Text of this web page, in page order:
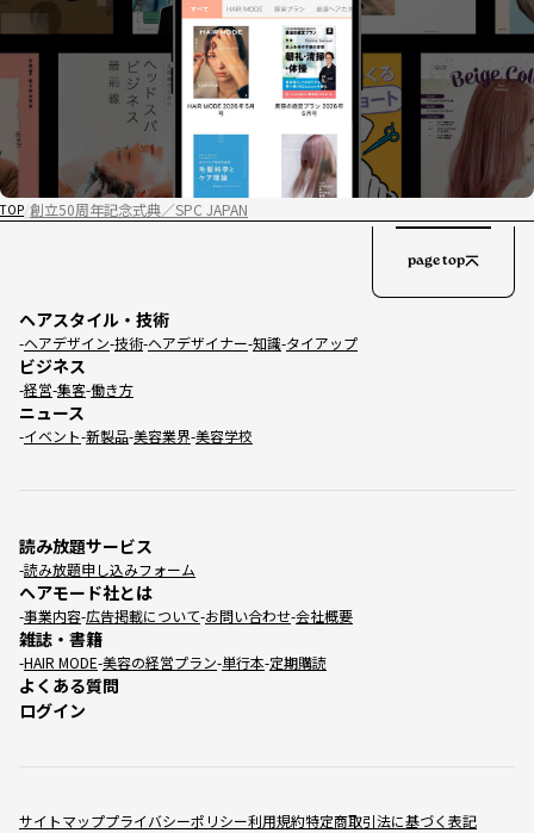
TOP 創立50周年記念式典／SPC JAPAN
サイトマッププライバシーポリシー利用規約特定商取引法に基づく表記
ヘアスタイル・技術
ヘアデザイン 技術 ヘアデザイナー 知識 タイアップ
ビジネス
経営 集客 働き方
ニュース
イベント 新製品 美容業界 美容学校
読み放題サービス
読み放題申し込みフォーム
ヘアモード社とは
事業内容 広告掲載について お問い合わせ 会社概要
雑誌・書籍
HAIR MODE 美容の経営プラン 単行本 定期購読
よくある質問
ログイン
page top